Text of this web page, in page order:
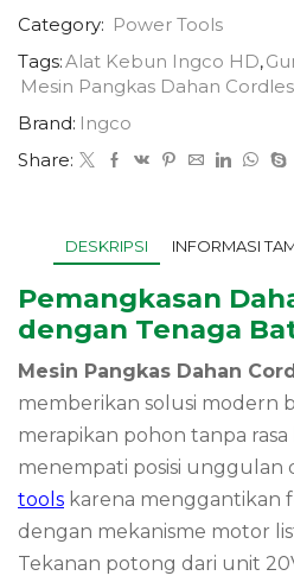
Category: Power Tools
Tags:Alat Kebun Ingco HD,
Mesin Pangkas Dahan
Brand: Ingco
Share:
DESKRIPSI INFORMASI
Pemangkasan
dengan Tenaga
Mesin Pangkas Dahan
memberikan solusi modern
merapikan pohon tanpa
menempati posisi unggulan
tools karena menggantikan
dengan mekanisme motor
Tekanan potong dari unit